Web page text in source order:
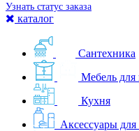
Узнать статус заказа
каталог
Сантехника
Мебель для
Кухня
Аксессуары